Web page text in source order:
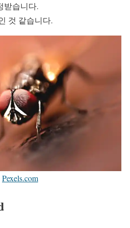
받습니다.
것 같습니다.
Pexels.com